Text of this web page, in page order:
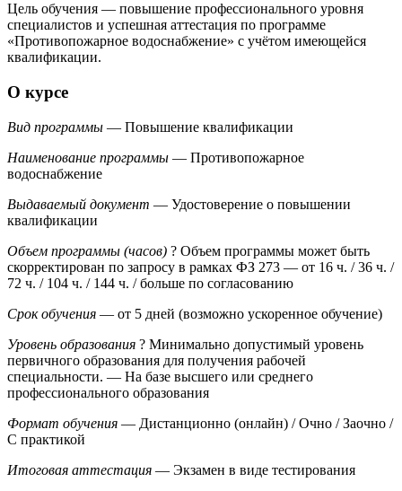
Цель обучения — повышение профессионального уровня
специалистов и успешная аттестация по программе
«Противопожарное водоснабжение» с учётом имеющейся
квалификации.
О курсе
Вид программы — Повышение квалификации
Наименование программы — Противопожарное
водоснабжение
Выдаваемый документ — Удостоверение о повышении
квалификации
Объем программы (часов) ? Объем программы может быть
скорректирован по запросу в рамках ФЗ 273 — от 16 ч. / 36 ч. /
72 ч. / 104 ч. / 144 ч. / больше по согласованию
Срок обучения — от 5 дней (возможно ускоренное обучение)
Уровень образования ? Минимально допустимый уровень
первичного образования для получения рабочей
специальности. — На базе высшего или среднего
профессионального образования
Формат обучения — Дистанционно (онлайн) / Очно / Заочно /
С практикой
Итоговая аттестация — Экзамен в виде тестирования